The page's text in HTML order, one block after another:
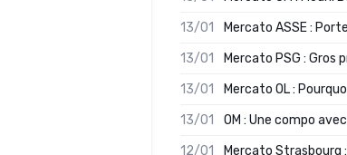
13/01
Mercato ASSE :
13/01
Mercato PSG : Gros
13/01
Mercato OL :
13/01
OM : Une compo
12/01
Mercato Strasbourg :